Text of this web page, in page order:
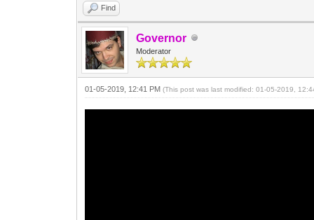
Find
Governor
Moderator
01-05-2019, 12:41 PM(This post was last modified: 01-05-2019,